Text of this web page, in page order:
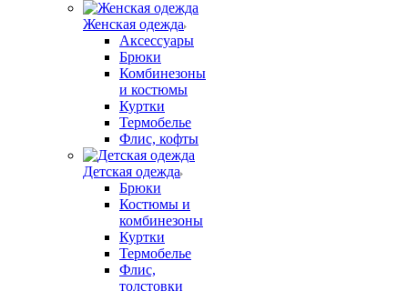
Женская одежда
Аксессуары
Брюки
Комбинезоны
и костюмы
Куртки
Термобелье
Флис, кофты
Детская одежда
Брюки
Костюмы и
комбинезоны
Куртки
Термобелье
Флис,
толстовки